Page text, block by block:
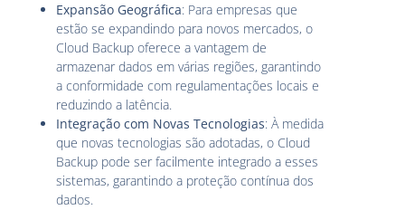
Expansão Geográfica: Para empresas que
estão se expandindo para novos mercados, o
Cloud Backup oferece a vantagem de
armazenar dados em várias regiões, garantindo
a conformidade com regulamentações locais e
reduzindo a latência.
Integração com Novas Tecnologias: À medida
que novas tecnologias são adotadas, o Cloud
Backup pode ser facilmente integrado a esses
sistemas, garantindo a proteção contínua dos
dados.